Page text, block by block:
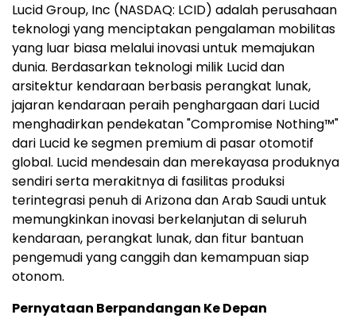
Lucid Group, Inc (NASDAQ: LCID) adalah perusahaan
teknologi yang menciptakan pengalaman mobilitas
yang luar biasa melalui inovasi untuk memajukan
dunia. Berdasarkan teknologi milik Lucid dan
arsitektur kendaraan berbasis perangkat lunak,
jajaran kendaraan peraih penghargaan dari Lucid
menghadirkan pendekatan "Compromise Nothing™"
dari Lucid ke segmen premium di pasar otomotif
global. Lucid mendesain dan merekayasa produknya
sendiri serta merakitnya di fasilitas produksi
terintegrasi penuh di Arizona dan Arab Saudi untuk
memungkinkan inovasi berkelanjutan di seluruh
kendaraan, perangkat lunak, dan fitur bantuan
pengemudi yang canggih dan kemampuan siap
otonom.
Pernyataan Berpandangan Ke Depan